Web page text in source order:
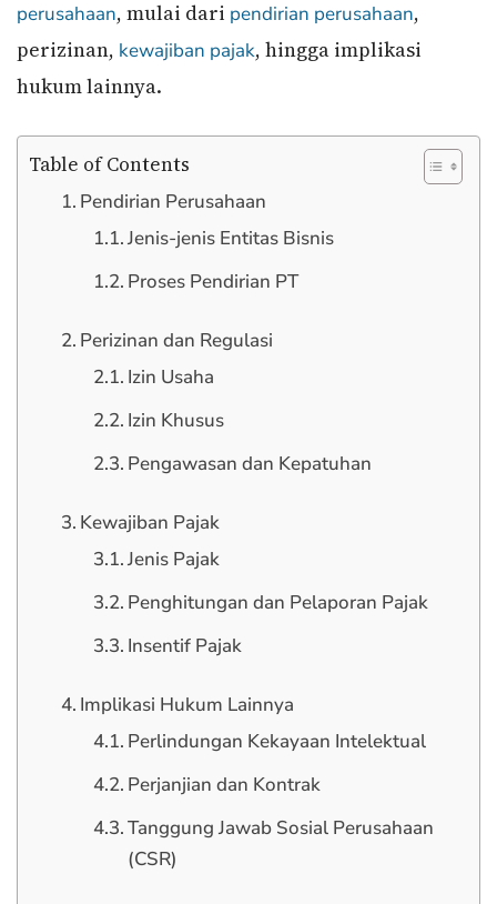
perusahaan, mulai dari pendirian perusahaan,
perizinan, kewajiban pajak, hingga implikasi
hukum lainnya.
Table of Contents
Pendirian Perusahaan
Jenis-jenis Entitas Bisnis
Proses Pendirian PT
Perizinan dan Regulasi
Izin Usaha
Izin Khusus
Pengawasan dan Kepatuhan
Kewajiban Pajak
Jenis Pajak
Penghitungan dan Pelaporan Pajak
Insentif Pajak
Implikasi Hukum Lainnya
Perlindungan Kekayaan Intelektual
Perjanjian dan Kontrak
Tanggung Jawab Sosial Perusahaan
(CSR)